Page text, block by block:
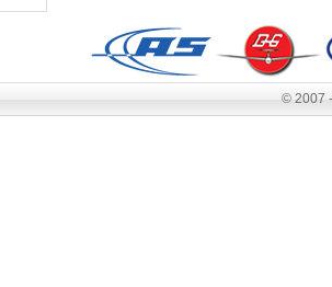
© 2007